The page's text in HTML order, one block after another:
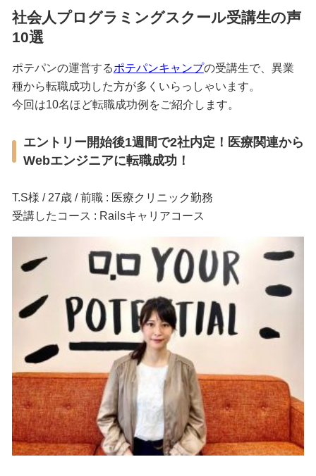
社会人プログラミングスクール受講生の声
10選
ポテパンの運営するポテパンキャンプの受講生で、異業
種から転職成功した方が多くいらっしゃいます。
今回は10名ほど転職成功例をご紹介します。
エントリー開始後1週間で2社内定！医療関連から
Webエンジニアに転職成功！
T.S様 / 27歳 / 前職 : 医療クリニック勤務
受講したコース : Railsキャリアコース